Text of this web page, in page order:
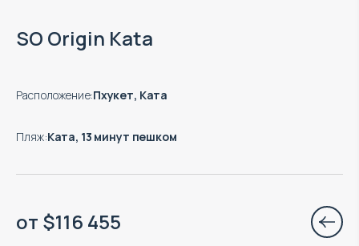
SO Origin Kata
Расположение:Пхукет, Ката
Пляж:Ката, 13 минут пешком
от $116 455